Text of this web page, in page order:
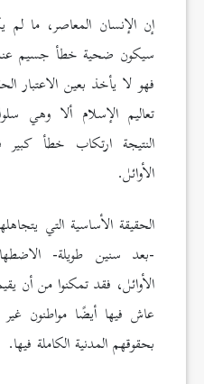
إن الإنسان المعاصر، ما لم
سيكون ضحية خطأ جسيم
فهو لا يأخذ بعين الاعتبار
تعاليم الإسلام ألا وهي
النتيجة ارتكاب خطأ
الأوائل.
الحقيقة الأساسية التي
-بعد سنين طويلة-
الأوائل، فقد تمكنوا من أن
عاش فيها أيضًا مواطنون غير
بحقوقهم المدنية الكاملة فيها.